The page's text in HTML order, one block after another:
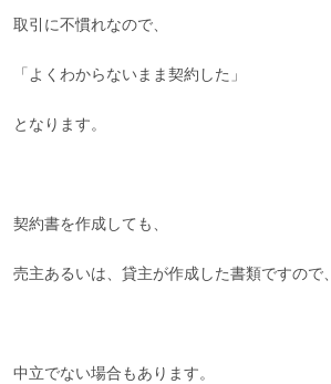
取引に不慣れなので、
「よくわからないまま契約した」
となります。
契約書を作成しても、
売主あるいは、貸主が作成した書類ですので、
中立でない場合もあります。